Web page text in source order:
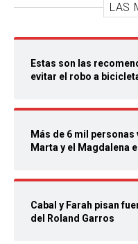
LAS
Estas son las
evitar el robo a
Más de 6 mil
Marta y el Magdalena
Cabal y Farah pisan
del Roland Garros